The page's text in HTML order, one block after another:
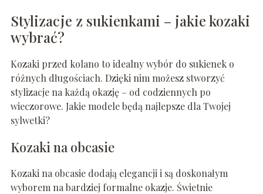
Stylizacje z sukienkami – jakie kozaki
wybrać?
Kozaki przed kolano to idealny wybór do sukienek o
różnych długościach. Dzięki nim możesz stworzyć
stylizacje na każdą okazję – od codziennych po
wieczorowe. Jakie modele będą najlepsze dla Twojej
sylwetki?
Kozaki na obcasie
Kozaki na obcasie dodają elegancji i są doskonałym
wyborem na bardziej formalne okazje. Świetnie